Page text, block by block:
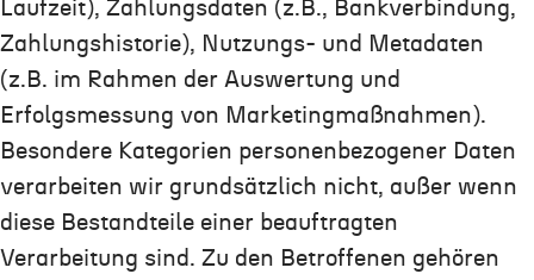
Laufzeit), Zahlungsdaten (z.B., Bankverbindung,
Zahlungshistorie), Nutzungs- und Metadaten
(z.B. im Rahmen der Auswertung und
Erfolgsmessung von Marketingmaßnahmen).
Besondere Kategorien personenbezogener Daten
verarbeiten wir grundsätzlich nicht, außer wenn
diese Bestandteile einer beauftragten
Verarbeitung sind. Zu den Betroffenen gehören